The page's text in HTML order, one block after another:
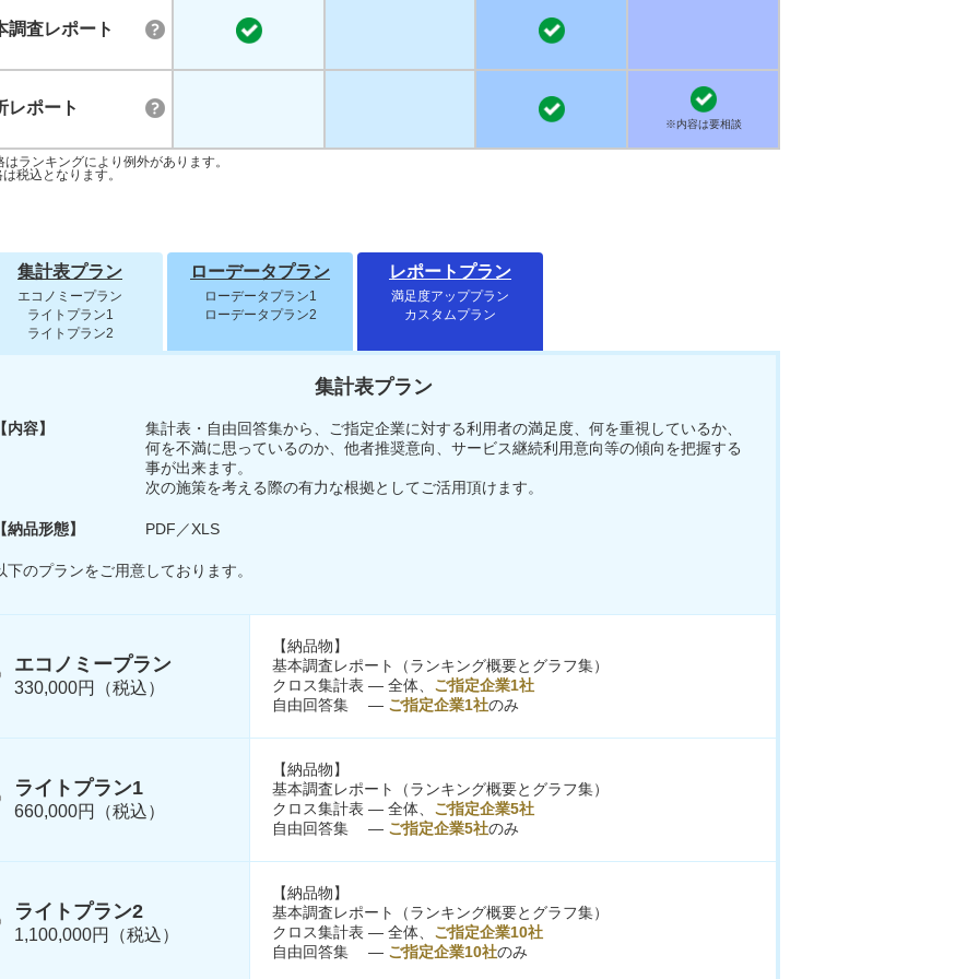
調査レポート
レポート
※内容は要相談
ランキングにより例外があります。
税込となります。
集計表プラン
エコノミープラン
ライトプラン1
ライトプラン2
ローデータプラン
ローデータプラン1
ローデータプラン2
レポートプラン
満足度アッププラン
カスタムプラン
集計表プラン
【内容】
集計表・自由回答集から、ご指定企業に対する利用者の満足度、何を重視しているか、
何を不満に思っているのか、他者推奨意向、サービス継続利用意向等の傾向を把握する
事が出来ます。
次の施策を考える際の有力な根拠としてご活用頂けます。
【納品形態】 PDF／XLS
下のプランをご用意しております。
エコノミープラン
330,000円（税込）
【納品物】
基本調査レポート（ランキング概要とグラフ集）
クロス集計表 ― 全体、 ご指定企業1社
自由回答集 ― ご指定企業1社のみ
ライトプラン1
660,000円（税込）
【納品物】
基本調査レポート（ランキング概要とグラフ集）
クロス集計表 ― 全体、 ご指定企業5社
自由回答集 ― ご指定企業5社のみ
ライトプラン2
1,100,000円（税込）
【納品物】
基本調査レポート（ランキング概要とグラフ集）
クロス集計表 ― 全体、 ご指定企業10社
自由回答集 ― ご指定企業10社のみ